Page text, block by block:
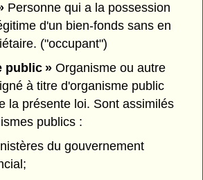
Personne qui a la possession
d'un bien-fonds sans en
("occupant")
public »Organisme ou autre
à titre d'organisme public
la présente loi. Sont assimilés
publics :
du gouvernement